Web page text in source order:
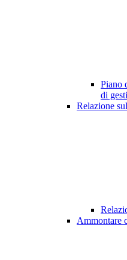
Piano
di
Relazione
Ammontare